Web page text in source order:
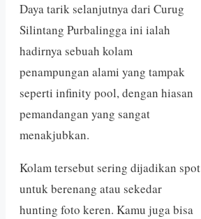
Daya tarik selanjutnya dari Curug
Silintang Purbalingga ini ialah
hadirnya sebuah kolam
penampungan alami yang tampak
seperti infinity pool, dengan hiasan
pemandangan yang sangat
menakjubkan.
Kolam tersebut sering dijadikan spot
untuk berenang atau sekedar
hunting foto keren. Kamu juga bisa